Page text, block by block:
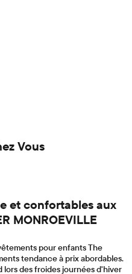
Vous
et confortables aux
MONROEVILLE
pour enfants The
tendance à prix abordables.
des froides journées d'hiver